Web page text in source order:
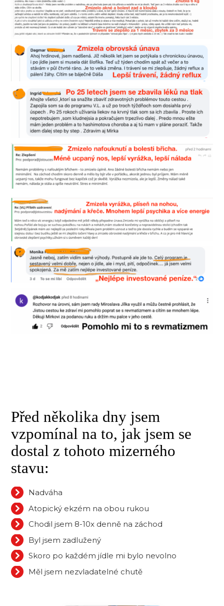
Před několika dny jsem
vzpomínal na to, jak jsem se
dostal z tohoto mizerného
stavu:
Nadváha
Atopický ekzém na obou rukou
Chodil jsem 8-10x denně na záchod
Byl jsem zadlužený
Skoro po každém jídle mi bylo nevolno
Měl jsem nezvladatelné chutě